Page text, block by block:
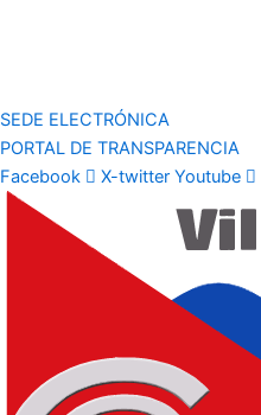
SEDE ELECTRÓNICA
PORTAL DE TRANSPARENCIA
Facebook
X-twitter Youtube